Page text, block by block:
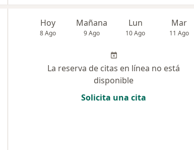
Hoy
8 Ago
Mañana
9 Ago
Lun
10 Ago
Mar
11 Ago
La reserva de citas en línea no está
disponible
Solicita una cita